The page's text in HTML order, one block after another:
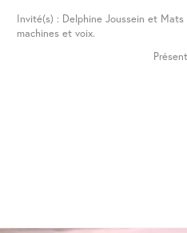
Invité(s) : Delphine Joussein et
machines et voix.